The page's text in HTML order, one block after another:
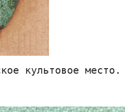
культовое место.